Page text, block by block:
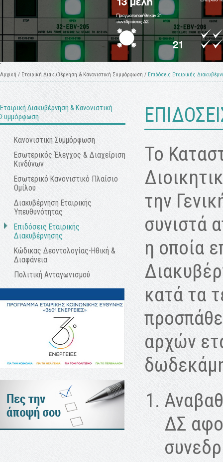
Αρχική / Εταιρική Διακυβέρνηση & Κανονιστική Συμμόρφωση / Επιδόσεις Εταιρικής
Εταιρική Διακυβέρνηση & Κανονιστική
Συμμόρφωση
Κανονιστική Συμμόρφωση
Εσωτερικός Έλεγχος & Διαχείριση
Κινδύνων
Εσωτερικό Κανονιστικό Πλαίσιο
Ομίλου
Διακυβέρνηση Εταιρικής
Υπευθυνότητας
Επιδόσεις Εταιρικής
Διακυβέρνησης
Κώδικας Δεοντολογίας-Ηθική &
Διαφάνεια
Πολιτική Ανταγωνισμού
Το
την
συνιστά
η οποία
κατά τα
αρχών
ΔΣ